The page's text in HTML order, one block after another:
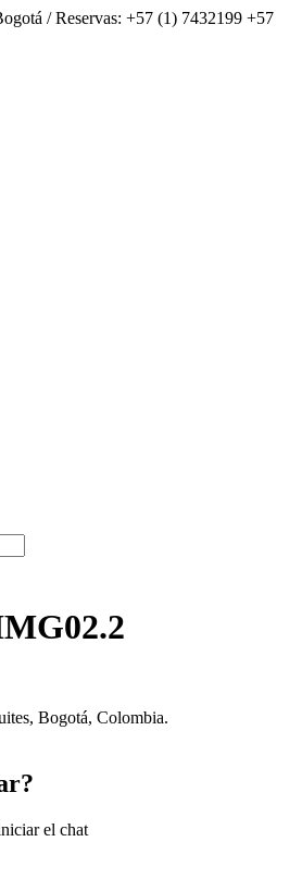
/ Reservas: +57 (1) 7432199 +57
Bogotá, Colombia.
el chat